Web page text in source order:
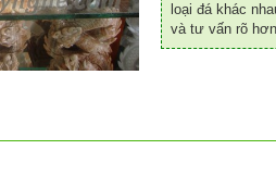
loại đá khác
và tư vấn rõ